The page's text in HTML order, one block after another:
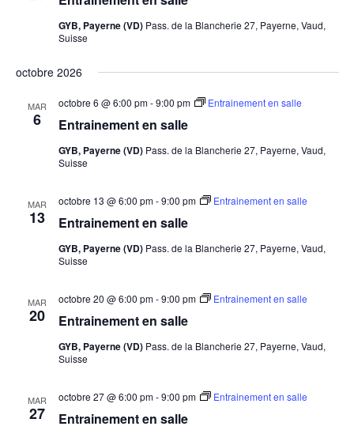
GYB, Payerne (VD) Pass. de la Blancherie 27, Payerne, Vaud,
Suisse
octobre 2026
MAR
6 Entrainement en salle
octobre 6 @ 6:00 pm-9:00 pm Entrainement en salle
GYB, Payerne (VD) Pass. de la Blancherie 27, Payerne, Vaud,
Suisse
MAR
13 Entrainement en salle
octobre 13 @ 6:00 pm-9:00 pm Entrainement en salle
GYB, Payerne (VD) Pass. de la Blancherie 27, Payerne, Vaud,
Suisse
MAR
20 Entrainement en salle
octobre 20 @ 6:00 pm-9:00 pm Entrainement en salle
GYB, Payerne (VD) Pass. de la Blancherie 27, Payerne, Vaud,
Suisse
MAR
27 Entrainement en salle
octobre 27 @ 6:00 pm-9:00 pm Entrainement en salle